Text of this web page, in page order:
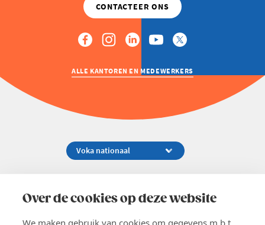
Over de cookies op deze website
We maken gebruik van cookies om gegevens m.b.t.
ALLE KANTOREN EN MEDEWERKERS
02 229 81 11